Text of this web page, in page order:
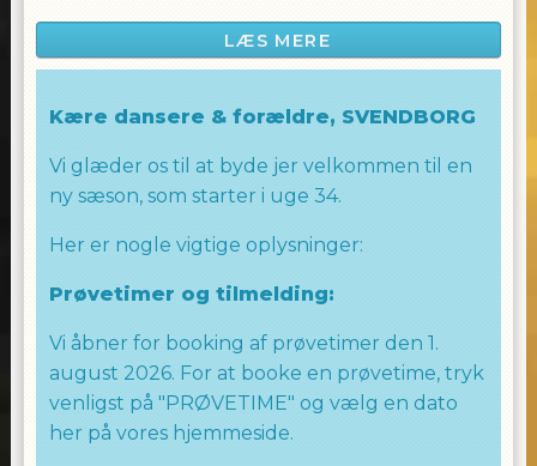
Børne MGP og TikTok & musik, som de
kender og elsker.
På disse hold lægges der vægt på at lære
fantastisk oplevelse og får lov til at udleve en
masse energi.
Allingham Dance Team præsenterer en
er dedikerede til at inspirere og motivere alle
Vi gør en stor indsats for at fylde alle børn
med positiv energi og lære dem fede danse
moves, så de kan udfolde deres
LÆS MERE
Kære dansere & forældre, SVENDBORG
Vi glæder os til at byde jer velkommen til en
ny sæson, som starter i uge 34.
Her er nogle vigtige oplysninger:
Prøvetimer og tilmelding:
Vi åbner for booking af prøvetimer den 1.
august 2026. For at booke en prøvetime, tryk
venligst på "PRØVETIME" og vælg en dato
her på vores hjemmeside.